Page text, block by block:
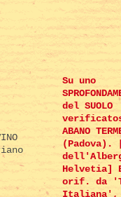
Su uno
del SUOLO
ABANO
(Padova).
Helvetia]
orif. da
Italiana',